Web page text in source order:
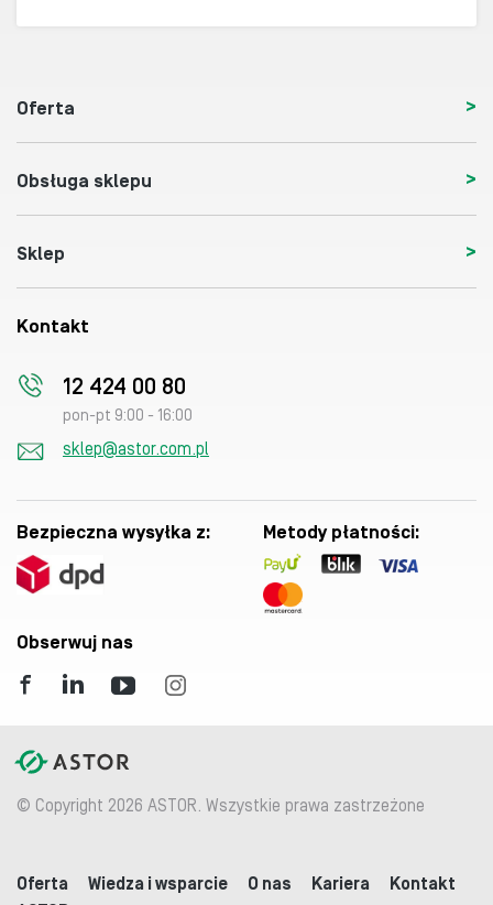
Oferta
Obsługa sklepu
Sklep
Kontakt
12 424 00 80
pon-pt 9:00 - 16:00
sklep@astor.com.pl
Bezpieczna wysyłka z: Metody płatności:
Obserwuj nas
© Copyright 2026 ASTOR. Wszystkie prawa zastrzeżone
Oferta Wiedza i wsparcie O nas Kariera
Kontakt